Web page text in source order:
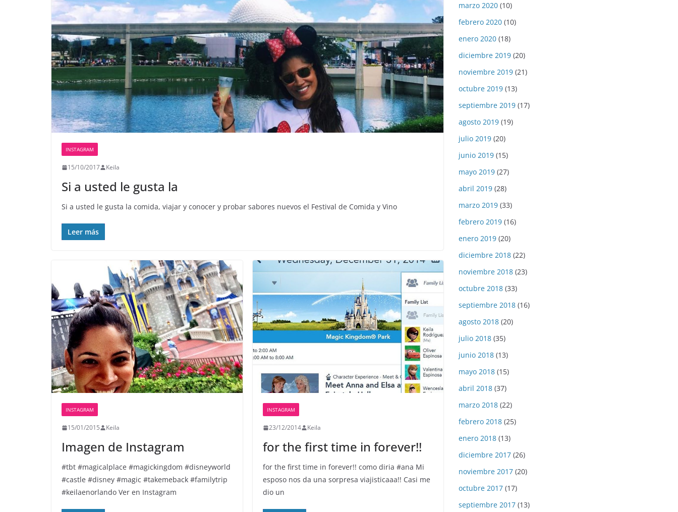
INSTAGRAM
15/10/2017 Keila
Si a usted le gusta la
Si a usted le gusta la comida, viajar y conocer y probar sabores nuevos el Festival de Comida y Vino
Leer más
INSTAGRAM
15/01/2015 Keila
Imagen de Instagram
#tbt #magicalplace #magickingdom #disneyworld
#castle #disney #magic #takemeback #familytrip
#keilaenorlando Ver en Instagram
INSTAGRAM
23/12/2014 Keila
for the first time in forever!!
for the first time in forever!! como diria #ana Mi
esposo nos da una sorpresa viajisticaaa!! Casi me
dio un
marzo 2020 (10)
febrero 2020 (10)
enero 2020 (18)
diciembre 2019 (20)
noviembre 2019 (21)
octubre 2019 (13)
septiembre 2019 (17)
agosto 2019 (19)
julio 2019 (20)
junio 2019 (15)
mayo 2019 (27)
abril 2019 (28)
marzo 2019 (33)
febrero 2019 (16)
enero 2019 (20)
diciembre 2018 (22)
noviembre 2018 (23)
octubre 2018 (33)
septiembre 2018 (16)
agosto 2018 (20)
julio 2018 (35)
junio 2018 (13)
mayo 2018 (15)
abril 2018 (37)
marzo 2018 (22)
febrero 2018 (25)
enero 2018 (13)
diciembre 2017 (26)
noviembre 2017 (20)
octubre 2017 (17)
septiembre 2017 (13)